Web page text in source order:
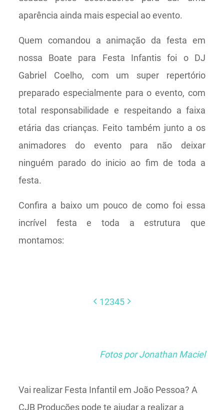
aparência ainda mais especial ao evento.
Quem comandou a animação da festa em
nossa Boate para Festa Infantis foi o DJ
Gabriel Coelho, com um super repertório
preparado especialmente para o evento, com
total responsabilidade e respeitando a faixa
etária das crianças. Feito também junto a os
animadores do evento para não deixar
ninguém parado do inicio ao fim de toda a
festa.
Confira a baixo um pouco de como foi essa
incrível festa e toda a estrutura que
montamos:
12345
Fotos por Jonathan Maciel
Vai realizar Festa Infantil em João Pessoa? A
CJB Produções pode te ajudar a realizar a